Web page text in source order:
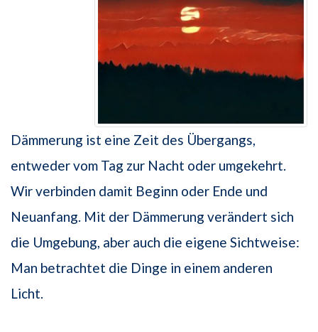
Dämmerung ist eine Zeit des Übergangs,
entweder vom Tag zur Nacht oder umgekehrt.
Wir verbinden damit Beginn oder Ende und
Neuanfang. Mit der Dämmerung verändert sich
die Umgebung, aber auch die eigene Sichtweise:
Man betrachtet die Dinge in einem anderen
Licht.